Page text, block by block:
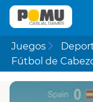
Juegos
Fútbol de